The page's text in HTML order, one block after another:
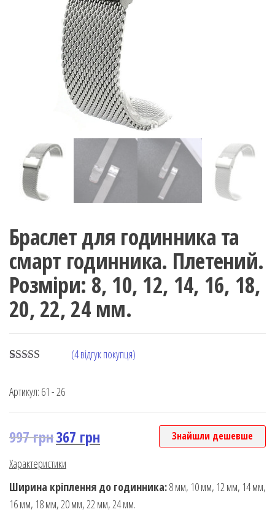
Браслет для годинника та
смарт годинника. Плетений.
Розміри: 8, 10, 12, 14, 16, 18,
20, 22, 24 мм.
based on
(4відгук покупця)
Артикул: 61 - 26
997грн367 грн Знайшли дешевше
Характеристики
Ширина кріплення до годинника:8 мм, 10 мм, 12 мм, 14 мм,
16 мм, 18 мм, 20 мм, 22 мм, 24 мм.